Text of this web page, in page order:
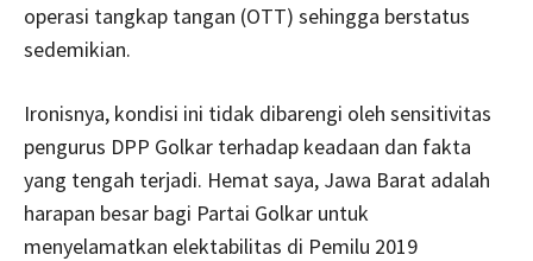
operasi tangkap tangan (OTT) sehingga berstatus
sedemikian.
Ironisnya, kondisi ini tidak dibarengi oleh sensitivitas
pengurus DPP Golkar terhadap keadaan dan fakta
yang tengah terjadi. Hemat saya, Jawa Barat adalah
harapan besar bagi Partai Golkar untuk
menyelamatkan elektabilitas di Pemilu 2019